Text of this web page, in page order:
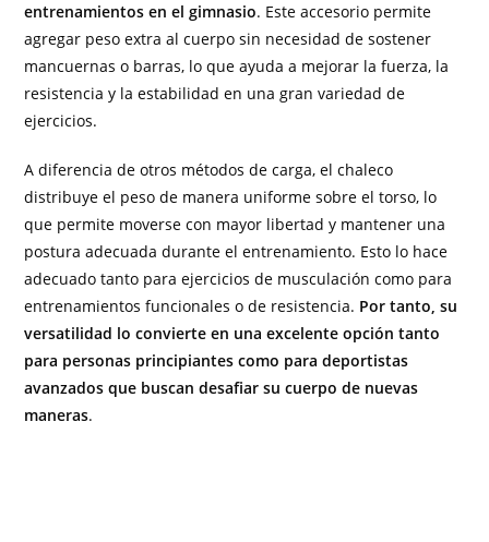
entrenamientos en el gimnasio. Este accesorio permite
agregar peso extra al cuerpo sin necesidad de sostener
mancuernas o barras, lo que ayuda a mejorar la fuerza, la
resistencia y la estabilidad en una gran variedad de
ejercicios.
A diferencia de otros métodos de carga, el chaleco
distribuye el peso de manera uniforme sobre el torso, lo
que permite moverse con mayor libertad y mantener una
postura adecuada durante el entrenamiento. Esto lo hace
adecuado tanto para ejercicios de musculación como para
entrenamientos funcionales o de resistencia. Por tanto, su
versatilidad lo convierte en una excelente opción tanto
para personas principiantes como para deportistas
avanzados que buscan desafiar su cuerpo de nuevas
maneras.